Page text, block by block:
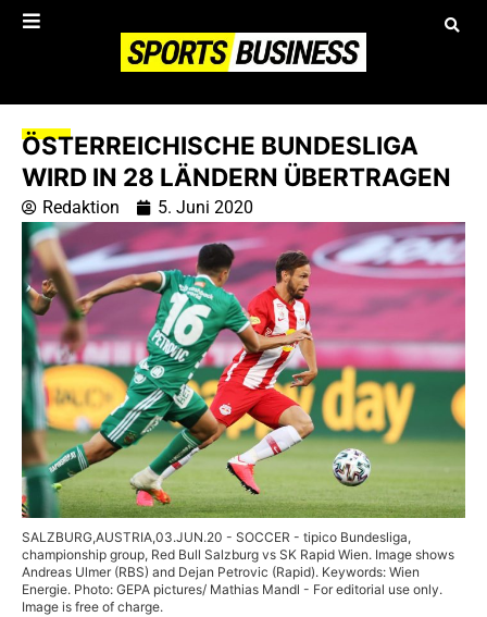
ÖSTERREICHISCHE BUNDESLIGA
WIRD IN 28 LÄNDERN ÜBERTRAGEN
Redaktion 5. Juni 2020
SALZBURG,AUSTRIA,03.JUN.20 - SOCCER - tipico Bundesliga,
championship group, Red Bull Salzburg vs SK Rapid Wien. Image shows
Andreas Ulmer (RBS) and Dejan Petrovic (Rapid). Keywords: Wien
Energie. Photo: GEPA pictures/ Mathias Mandl - For editorial use only.
Image is free of charge.